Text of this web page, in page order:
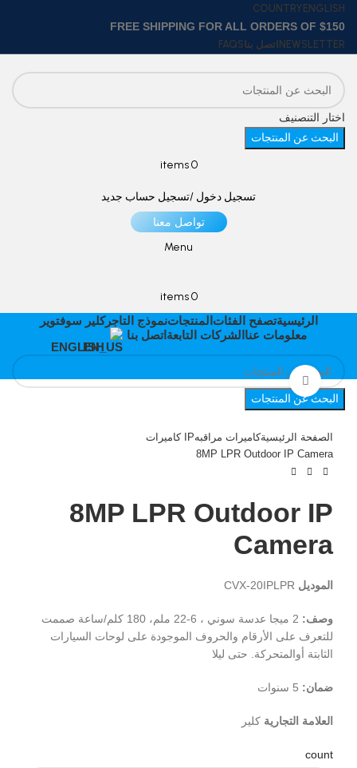
ENGLISH
COUNTRY
FREE SHIPPING FOR ALL ORDERS OF $150
NEWSLETTER اتصل بناFAQS
اختار التنصنيف
البحث عن المنتجات
0
items
تسجيل دخول /تسجيل حساب جديد
تواصل معنا
Menu
0
items
الرئيسيةتصفح الفئات المنتجاتنموذج التاجركلير سوفتوير
معلومات عنا الشركات التابعة اتصل بنا
ENGLISH
البحث عن المنتجات
Click to enlarge
الصفحة الرئيسيةكاميرات مراقبهIP كاميرات
8MP LPR Outdoor IP Camera
8MP LPR Outdoor IP
Camera
الموديل
وصف:
صممت
للتعرف على الأرقام والحروف الموجودة على لوحات السيارات
الثابتة أوالمتحركة. حتى ليلا
ضمان:
العلامة التجارية كلير
count